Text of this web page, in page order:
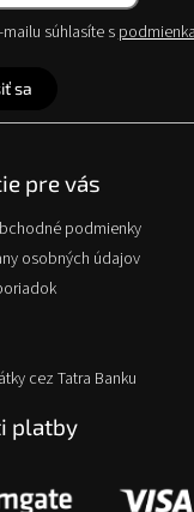
súhlasíte s
sa
pre vás
podmienky
osobných údajov
cez Tatra Banku
platby